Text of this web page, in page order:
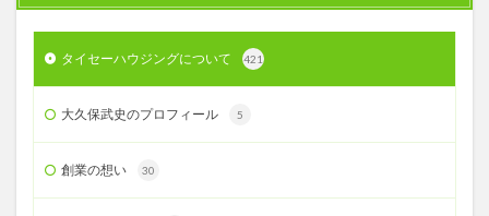
タイセーハウジングについて 421
大久保武史のプロフィール 5
創業の想い 30